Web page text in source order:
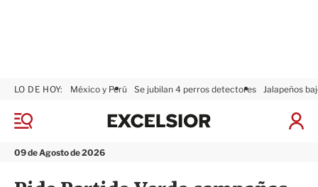
M
n
09 de Agosto de 2026
LO DE HOY: México y Perú Se jubilan 4 perros detectores Jalapeños
I
x